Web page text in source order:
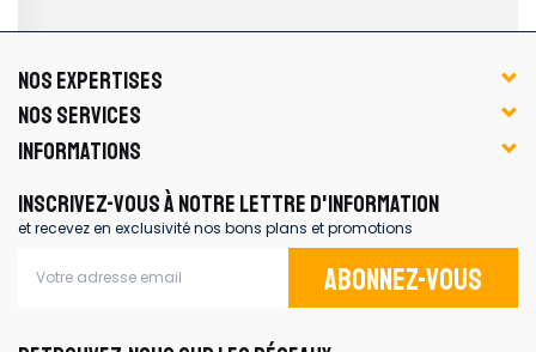
NOS EXPERTISES
NOS SERVICES
INFORMATIONS
INSCRIVEZ-VOUS À NOTRE LETTRE D'INFORMATION
et recevez en exclusivité nos bons plans et promotions
Abonnez-vous